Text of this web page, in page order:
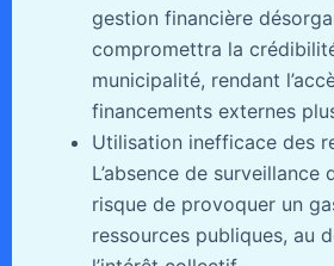
gestion financière
compromettra la
municipalité, rendant
financements externes
Utilisation inefficace des
L’absence de surveillance
risque de provoquer un
ressources publiques, au